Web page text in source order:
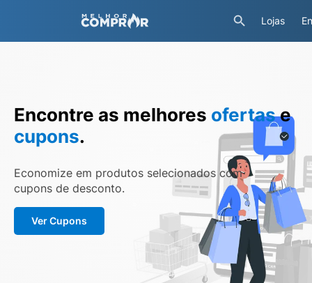
Lojas
Encontre as melhores ofertase
cupons.
Economize em produtos selecionados com
cupons de desconto.
Ver Cupons